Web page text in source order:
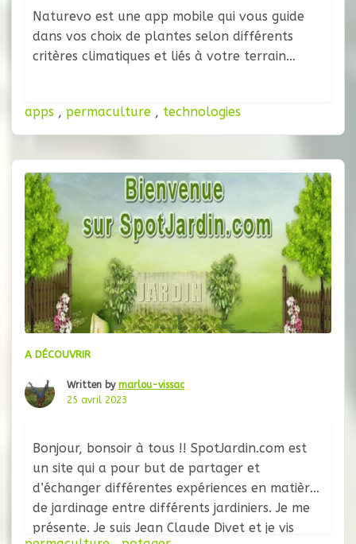
Naturevo est une app mobile qui vous guide
dans vos choix de plantes selon différents
critères climatiques et liés à votre terrain…
apps , permaculture , technologies
A DÉCOUVRIR
Written by marlou-vissac
25 avril 2023
Bonjour, bonsoir à tous !! SpotJardin.com est
un site qui a pour but de partager et
d’échanger différentes expériences en matière
de jardinage entre différents jardiniers. Je me
présente. Je suis Jean Claude Divet et je vis